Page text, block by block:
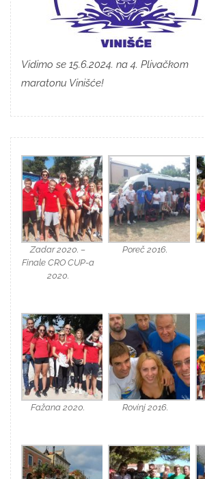
Vidimo se 15.6.2024. na 4. Plivačkom
maratonu Vinišće!
Zadar 2020. –
Finale CRO CUP-a
2020.
Poreč 2016.
Fažana 2020. Rovinj 2016.